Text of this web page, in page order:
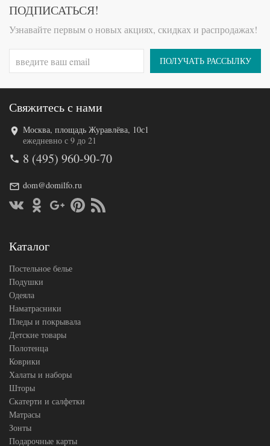
Производитель
АльВиТек
Код товара
516-657
Артикул
8016862
Размер
простыни
180х200
резинке)
ПОДПИСАТЬСЯ!
Узнавайте первым о новых акциях, скидках и распродажах!
ПОЛУЧАТЬ РАССЫЛКУ
Свяжитесь с нами
Москва, площадь Журавлёва, 10с1
ежедневно с 9 до 21
8 (495) 960-90-70
dom@domilfo.ru
Каталог
Постельное белье
Подушки
Одеяла
Наматрасники
Пледы и покрывала
Детские товары
Полотенца
Коврики
Халаты и наборы
Шторы
Скатерти и салфетки
Матрасы
Зонты
Подарочные карты